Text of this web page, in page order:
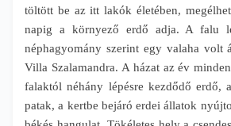
töltött be az itt lakók életében,
napig a környező erdő adja. A falu
néphagyomány szerint egy valaha volt
Villa Szalamandra. A házat az év
falaktól néhány lépésre kezdődő erdő,
patak, a kertbe bejáró erdei állatok